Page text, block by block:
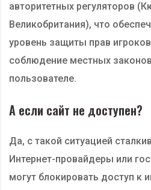
авторитетных регуляторов
Великобритания), что
уровень защиты прав
соблюдение местных
пользователе.
А если сайт не доступен?
Да, с такой ситуацией
Интернет-провайдеры или
могут блокировать доступ к